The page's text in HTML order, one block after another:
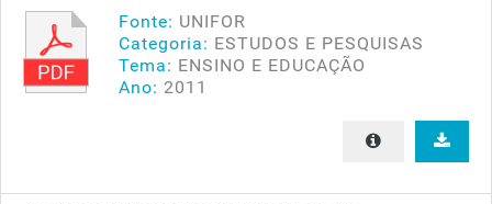
Fonte: UNIFOR
Categoria: ESTUDOS E PESQUISAS
Tema: ENSINO E EDUCAÇÃO
Ano: 2011